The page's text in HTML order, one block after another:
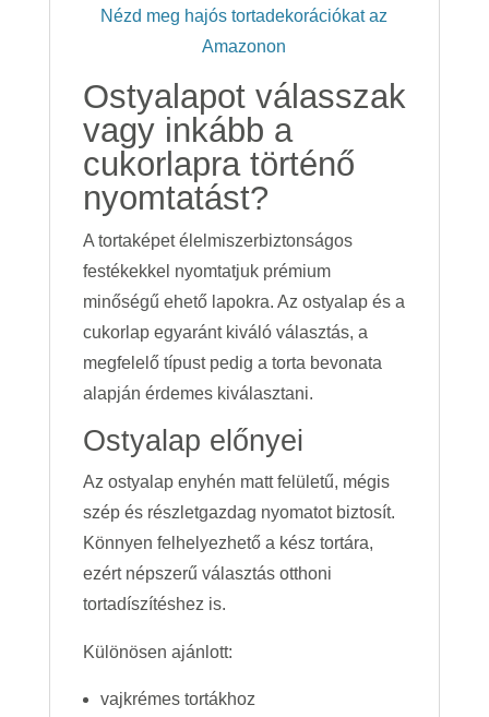
Nézd meg hajós tortadekorációkat az
Amazonon
Ostyalapot válasszak
vagy inkább a
cukorlapra történő
nyomtatást?
A tortaképet élelmiszerbiztonságos
festékekkel nyomtatjuk prémium
minőségű ehető lapokra. Az ostyalap és a
cukorlap egyaránt kiváló választás, a
megfelelő típust pedig a torta bevonata
alapján érdemes kiválasztani.
Ostyalap előnyei
Az ostyalap enyhén matt felületű, mégis
szép és részletgazdag nyomatot biztosít.
Könnyen felhelyezhető a kész tortára,
ezért népszerű választás otthoni
tortadíszítéshez is.
Különösen ajánlott:
vajkrémes tortákhoz